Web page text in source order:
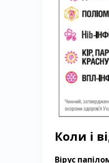
Коли і
Вірус